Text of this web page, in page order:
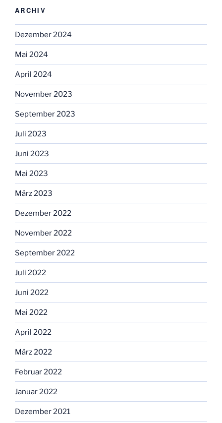
ARCHIV
Dezember 2024
Mai 2024
April 2024
November 2023
September 2023
Juli 2023
Juni 2023
Mai 2023
März 2023
Dezember 2022
November 2022
September 2022
Juli 2022
Juni 2022
Mai 2022
April 2022
März 2022
Februar 2022
Januar 2022
Dezember 2021